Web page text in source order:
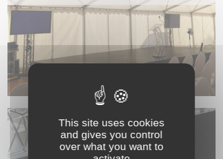
This site uses cookies
and gives you control
over what you want to